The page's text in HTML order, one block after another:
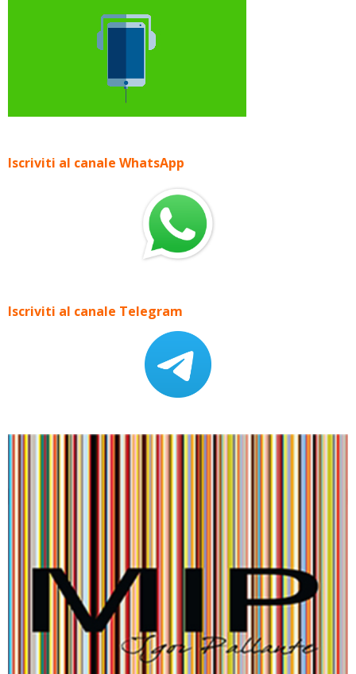
Iscriviti al canale WhatsApp
Iscriviti al canale Telegram